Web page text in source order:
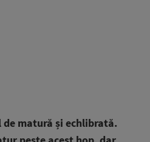
de matură și echlibrată.